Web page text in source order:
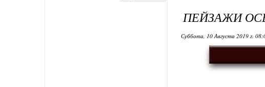
ПЕЙЗАЖИ
Суббота, 10 Августа 2019 г.